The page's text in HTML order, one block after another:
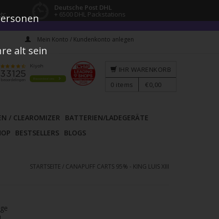
Deutsche Post DHL
+ 6500 DHL Packstations
Mein Konto / Kundenkonto anlegen
/ CLEAROMIZER
BATTERIEN/LADEGERÄTE
BESTSELLERS BLOGS
IHR WARENKORB
0 items €0,00
STARTSEITE / CANAPUFF CARTS 95% - KING LUIS XIII
alt sein